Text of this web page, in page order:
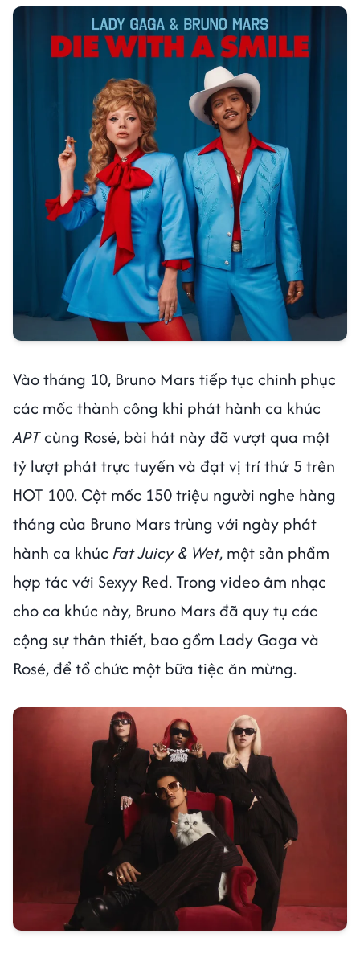
Vào tháng 10, Bruno Mars tiếp tục chinh phục
các mốc thành công khi phát hành ca khúc
APTcùng Rosé, bài hát này đã vượt qua một
tỷ lượt phát trực tuyến và đạt vị trí thứ 5 trên
HOT 100. Cột mốc 150 triệu người nghe hàng
tháng của Bruno Mars trùng với ngày phát
hành ca khúc Fat Juicy & Wet, một sản phẩm
hợp tác với Sexyy Red. Trong video âm nhạc
cho ca khúc này, Bruno Mars đã quy tụ các
cộng sự thân thiết, bao gồm Lady Gaga và
Rosé, để tổ chức một bữa tiệc ăn mừng.